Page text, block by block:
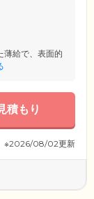
薄給で、表面的
積もり
※2026/08/02更新